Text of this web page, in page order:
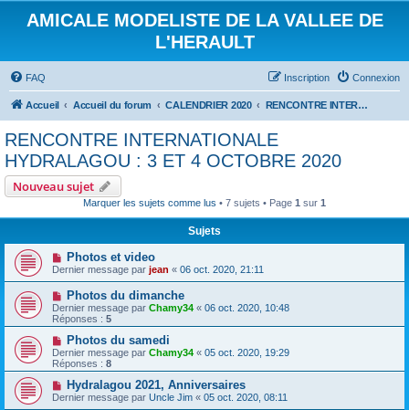
AMICALE MODELISTE DE LA VALLEE DE
L'HERAULT
FAQ Connexion
Inscription
Accueil Accueil du forum CALENDRIER 2020 RENCONTRE INTERNATIONALE HYDRALAGOU : 3 ET 4 OCTOBRE 2020
RENCONTRE INTERNATIONALE
HYDRALAGOU : 3 ET 4 OCTOBRE 2020
Nouveau sujet
Marquer les sujets comme lus • 7 sujets • Page 1 sur 1
Sujets
Photos et video
Dernier message par jean « 06 oct. 2020, 21:11
Photos du dimanche
Dernier message par Chamy34 « 06 oct. 2020, 10:48
Réponses : 5
Photos du samedi
Dernier message par Chamy34 « 05 oct. 2020, 19:29
Réponses : 8
Hydralagou 2021, Anniversaires
Dernier message par Uncle Jim « 05 oct. 2020, 08:11